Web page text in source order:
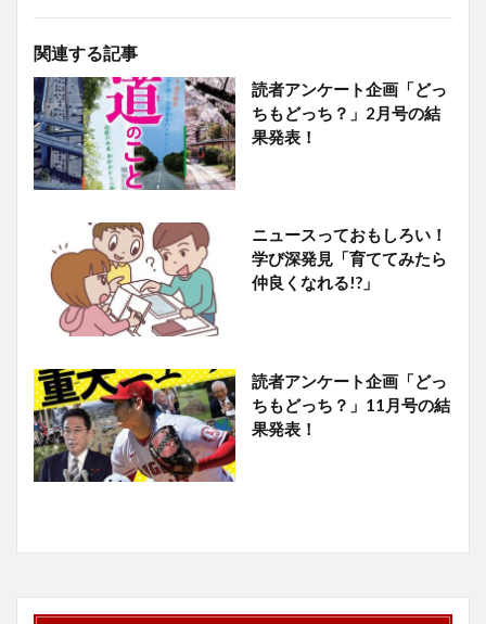
関連する記事
読者アンケート企画「どっ
ちもどっち？」2月号の結
果発表！
ニュースっておもしろい！
学び深発見「育ててみたら
仲良くなれる!?」
読者アンケート企画「どっ
ちもどっち？」11月号の結
果発表！